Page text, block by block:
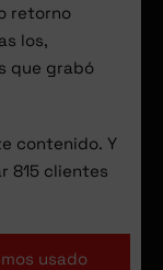
retorno
los,
que grabó
contenido. Y
815 clientes
usado